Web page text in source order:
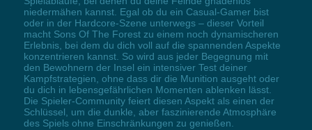
niedermähen kannst. Egal ob du ein Casual-Gamer bist
oder in der Hardcore-Szene unterwegs – dieser Vorteil
macht Sons Of The Forest zu einem noch dynamischeren
Erlebnis, bei dem du dich voll auf die spannenden Aspekte
konzentrieren kannst. So wird aus jeder Begegnung mit
den Bewohnern der Insel ein intensiver Test deiner
Kampfstrategien, ohne dass dir die Munition ausgeht oder
du dich in lebensgefährlichen Momenten ablenken lässt.
Die Spieler-Community feiert diesen Aspekt als einen der
Schlüssel, um die dunkle, aber faszinierende Atmosphäre
des Spiels ohne Einschränkungen zu genießen.